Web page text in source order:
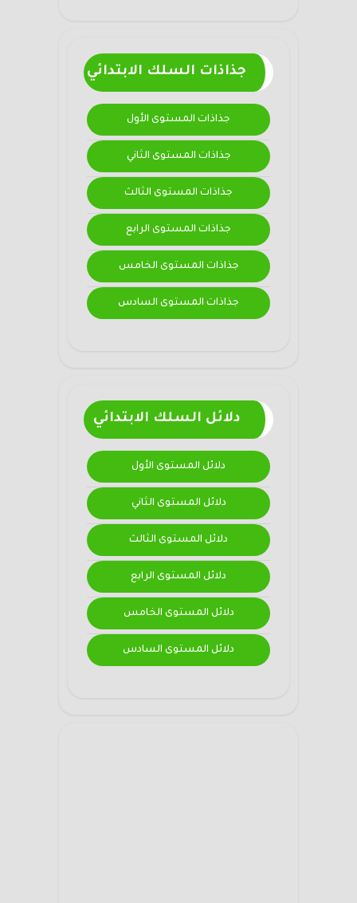
جذاذات السلك الابتدائي
جذاذات المستوى الأول
جذاذات المستوى الثاني
جذاذات المستوى الثالث
جذاذات المستوى الرابع
جذاذات المستوى الخامس
جذاذات المستوى السادس
دلائل السلك الابتدائي
دلائل المستوى الأول
دلائل المستوى الثاني
دلائل المستوى الثالث
دلائل المستوى الرابع
دلائل المستوى الخامس
دلائل المستوى السادس